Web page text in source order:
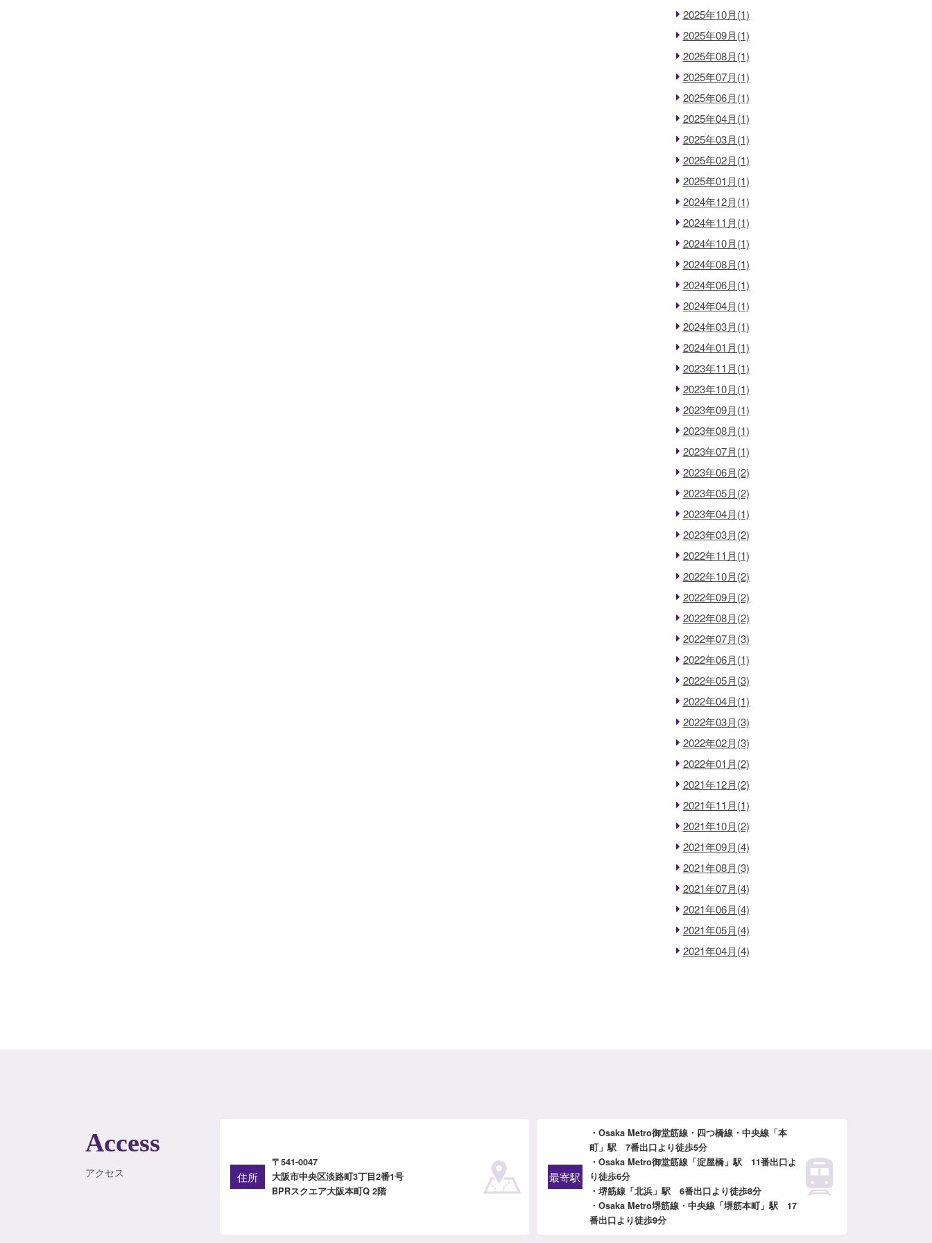
2025年10月(1)
2025年09月(1)
2025年08月(1)
2025年07月(1)
2025年06月(1)
2025年04月(1)
2025年03月(1)
2025年02月(1)
2025年01月(1)
2024年12月(1)
2024年11月(1)
2024年10月(1)
2024年08月(1)
2024年06月(1)
2024年04月(1)
2024年03月(1)
2024年01月(1)
2023年11月(1)
2023年10月(1)
2023年09月(1)
2023年08月(1)
2023年07月(1)
2023年06月(2)
2023年05月(2)
2023年04月(1)
2023年03月(2)
2022年11月(1)
2022年10月(2)
2022年09月(2)
2022年08月(2)
2022年07月(3)
2022年06月(1)
2022年05月(3)
2022年04月(1)
2022年03月(3)
2022年02月(3)
2022年01月(2)
2021年12月(2)
2021年11月(1)
2021年10月(2)
2021年09月(4)
2021年08月(3)
2021年07月(4)
2021年06月(4)
2021年05月(4)
2021年04月(4)
Access
アクセス 住所
〒541-0047
大阪市中央区淡路町3丁目2番1号
BPRスクエア大阪本町Q 2階
最寄駅
・Osaka Metro御堂筋線・四つ橋線・中央線「本
町」駅 7番出口より徒歩5分
・Osaka Metro御堂筋線「淀屋橋」駅 11番出口よ
り徒歩6分
・堺筋線「北浜」駅 6番出口より徒歩8分
・Osaka Metro堺筋線・中央線「堺筋本町」駅 17
番出口より徒歩9分